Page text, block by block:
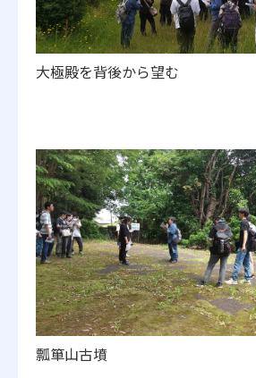
大極殿を背後から望む
瓢箪山古墳